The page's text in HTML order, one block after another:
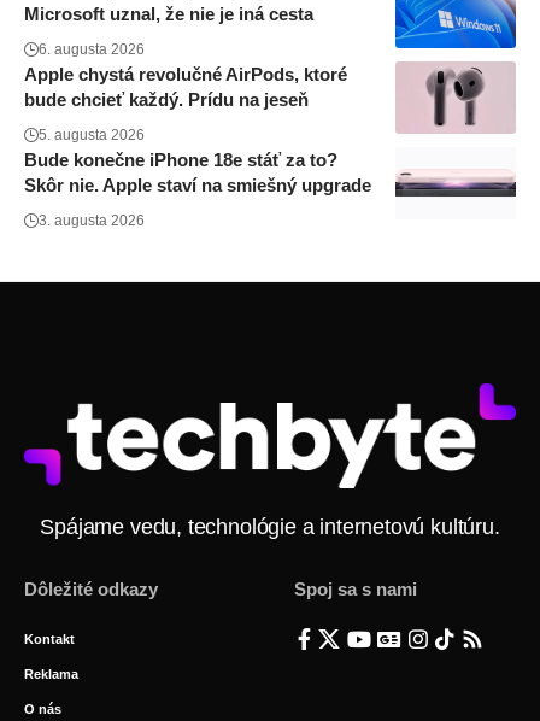
Microsoft uznal, že nie je iná cesta
6. augusta 2026
Apple chystá revolučné AirPods, ktoré
bude chcieť každý. Prídu na jeseň
5. augusta 2026
Bude konečne iPhone 18e stáť za to?
Skôr nie. Apple staví na smiešný upgrade
3. augusta 2026
Spájame vedu, technológie a internetovú kultúru.
Dôležité odkazy
Kontakt
Reklama
O nás
Spoj sa s nami